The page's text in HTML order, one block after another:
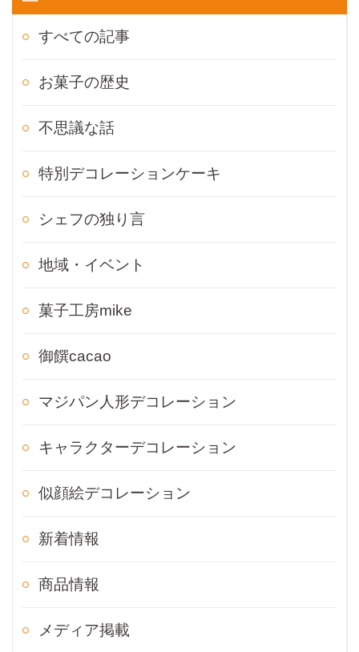
すべての記事
お菓子の歴史
不思議な話
特別デコレーションケーキ
シェフの独り言
地域・イベント
菓子工房mike
御饌cacao
マジパン人形デコレーション
キャラクターデコレーション
似顔絵デコレーション
新着情報
商品情報
メディア掲載